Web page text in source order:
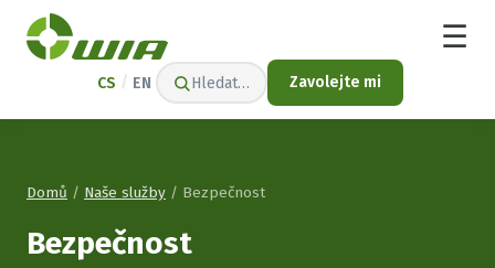
☰
CS / EN Hledat… Zavolejte mi
Domů / Naše služby / Bezpečnost
Bezpečnost